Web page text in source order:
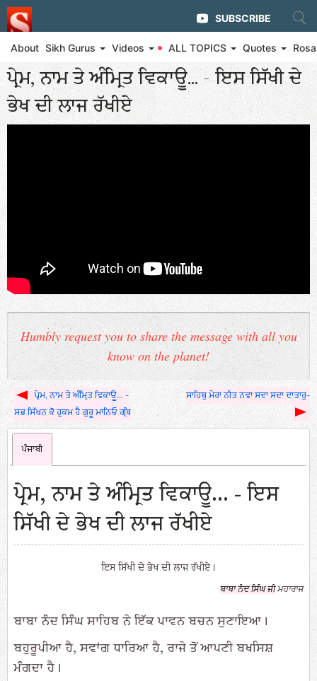
SUBSCRIBE
About Sikh Gurus Videos ALL TOPICS Quotes
◄ Rosary of Divine Wisdom - Priceless Bachans by Baba Ji
ਪ੍ਰੇਮ, ਨਾਮ ਤੇ ਅੰਮ੍ਰਿਤ ਵਿਕਾਊ... - ਇਸ ਸਿੱਖੀ ਦੇ
ਭੇਖ ਦੀ ਲਾਜ ਰੱਖੀਏ
Humbly request you to share the message with all you
know on the planet!
ਪ੍ਰੇਮ, ਨਾਮ ਤੇ ਅੰਮ੍ਰਿਤ ਵਿਕਾਊ... -
ਸਭ ਸਿੱਖਨ ਕੋ ਹੁਕਮ ਹੈ ਗੁਰੂ ਮਾਨਿਓ ਗ੍ਰੰਥ
ਸਾਹਿਬੁ ਮੇਰਾ ਨੀਤ ਨਵਾ ਸਦਾ ਸਦਾ ਦਾਤਾਰੁ-
ਪੰਜਾਬੀ
ਪ੍ਰੇਮ, ਨਾਮ ਤੇ ਅੰਮ੍ਰਿਤ ਵਿਕਾਊ... - ਇਸ
ਸਿੱਖੀ ਦੇ ਭੇਖ ਦੀ ਲਾਜ ਰੱਖੀਏ
ਇਸ ਸਿੱਖੀ ਦੇ ਭੇਖ ਦੀ ਲਾਜ ਰੱਖੀਏ।
ਬਾਬਾ ਨੰਦ ਸਿੰਘ ਜੀਮਹਾਰਾਜ
ਬਾਬਾ ਨੰਦ ਸਿੰਘ ਸਾਹਿਬ ਨੇ ਇੱਕ ਪਾਵਨ ਬਚਨ ਸੁਣਾਇਆ।
ਬਹੁਰੂਪੀਆ ਹੈ, ਸਵਾਂਗ ਧਾਰਿਆ ਹੈ, ਰਾਜੇ ਤੋਂ ਆਪਣੀ ਬਖਸਿਸ਼
ਮੰਗਦਾ ਹੈ।